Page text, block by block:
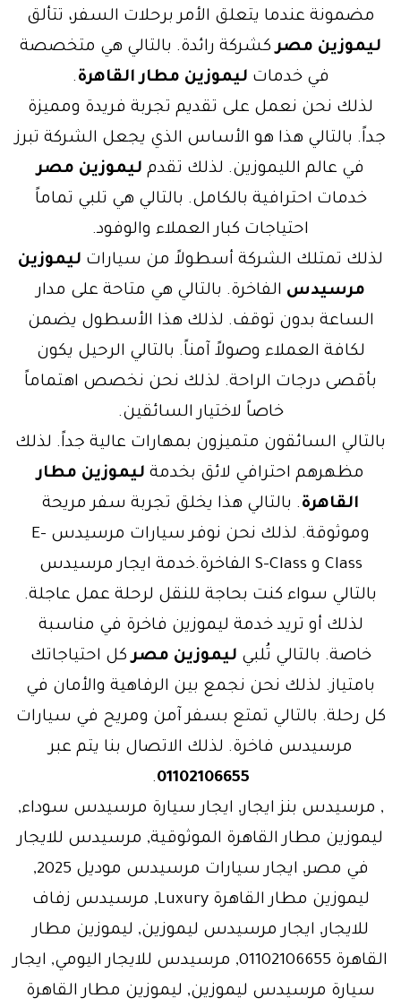
مضمونة عندما يتعلق الأمر برحلات السفر، تتألق
ليموزين مصركشركة رائدة. بالتالي هي متخصصة
في خدمات ليموزين مطار القاهرة .
لذلك نحن نعمل على تقديم تجربة فريدة ومميزة
جداً. بالتالي هذا هو الأساس الذي يجعل الشركة تبرز
في عالم الليموزين. لذلك تقدم ليموزين مصر
خدمات احترافية بالكامل. بالتالي هي تلبي تماماً
احتياجات كبار العملاء والوفود.
لذلك تمتلك الشركة أسطولاً من سيارات ليموزين
مرسيدس الفاخرة. بالتالي هي متاحة على مدار
الساعة بدون توقف. لذلك هذا الأسطول يضمن
لكافة العملاء وصولاً آمناً. بالتالي الرحيل يكون
بأقصى درجات الراحة. لذلك نحن نخصص اهتماماً
خاصاً لاختيار السائقين.
بالتالي السائقون متميزون بمهارات عالية جداً. لذلك
مظهرهم احترافي لائق بخدمة ليموزين مطار
القاهرة . بالتالي هذا يخلق تجربة سفر مريحة
وموثوقة. لذلك نحن نوفر سيارات مرسيدس E-
Class و S-Class الفاخرة.خدمة ايجار مرسيدس
بالتالي سواء كنت بحاجة للنقل لرحلة عمل عاجلة.
لذلك أو تريد خدمة ليموزين فاخرة في مناسبة
خاصة. بالتالي تُلبي ليموزين مصركل احتياجاتك
بامتياز. لذلك نحن نجمع بين الرفاهية والأمان في
كل رحلة. بالتالي تمتع بسفر آمن ومريح في سيارات
مرسيدس فاخرة. لذلك الاتصال بنا يتم عبر
01102106655
.
, مرسيدس بنز ايجار, ايجار سيارة مرسيدس سوداء,
ليموزين مطار القاهرة الموثوقية, مرسيدس للايجار
في مصر, ايجار سيارات مرسيدس موديل 2025,
ليموزين مطار القاهرة Luxury, مرسيدس زفاف
للايجار, ايجار مرسيدس ليموزين, ليموزين مطار
القاهرة 01102106655, مرسيدس للايجار اليومي, ايجار
سيارة مرسيدس ليموزين, ليموزين مطار القاهرة